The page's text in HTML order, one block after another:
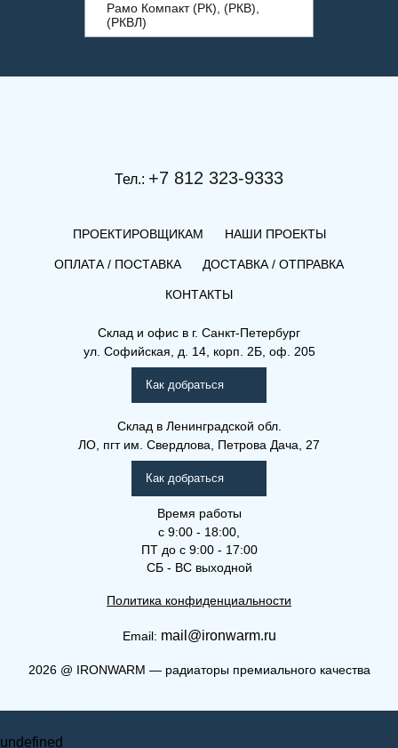
Рамо Компакт (РК), (РКВ),
(РКВЛ)
Рамо Компакт (РК), (РКВ),
(РК) 21-600-900
Рамо Компакт (РК), (РКВ),
Тел.: +7 812 323-9333
ПРОЕКТИРОВЩИКАМ НАШИ ПРОЕКТЫ
ОПЛАТА / ПОСТАВКА ДОСТАВКА / ОТПРАВКА
КОНТАКТЫ
Склад и офис в г. Санкт-Петербург
ул. Софийская, д. 14, корп. 2Б, оф. 205
Как добраться
Склад в Ленинградской обл.
ЛО, пгт им. Свердлова, Петрова Дача, 27
Как добраться
Время работы
с 9:00 - 18:00,
ПТ до с 9:00 - 17:00
СБ - ВС выходной
Политика конфиденциальности
Email: mail@ironwarm.ru
2026@ IRONWARM — радиаторы премиального качества
undefined